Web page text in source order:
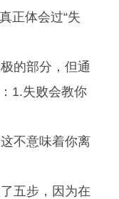
正体会过“失
的部分，但通
1.失败会教你
不意味着你离
五步，因为在